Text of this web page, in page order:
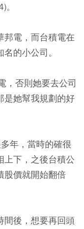
邦電，而台積電在
的小公司。
，否則她要去公司
是她幫我規劃的好
年，當時的確很
上下，之後台積公
股價就開始翻倍
間後，想要再回頭